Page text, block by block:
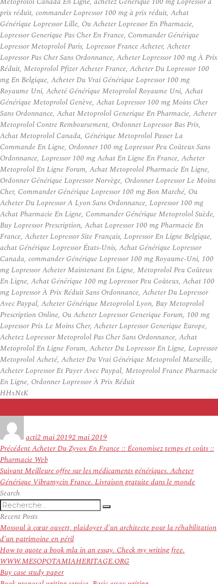
prix réduit, commander Lopressor 100 mg à prix réduit, Achat
Générique Lopressor Lille, Ou Acheter Lopressor En Pharmacie,
Lopressor Generique Pas Cher En France, Commander Générique
Lopressor Metoprolol Paris, Lopressor France Acheter, Acheter
Lopressor Pas Cher Sans Ordonnance, Acheter Lopressor 100 mg À Prix
Réduit, Metoprolol Pfizer Acheter France, Acheter Du Lopressor 100
mg En Belgique, Acheter Du Vrai Générique Lopressor 100 mg
Royaume Uni, Acheté Générique Metoprolol Royaume Uni, Achat
Générique Metoprolol Genève, Achat Lopressor 100 mg Moins Cher
Sans Ordonnance, Achat Metoprolol Generique En Pharmacie, Acheter
Metoprolol Contre Remboursement, Ordonner Lopressor Bas Prix,
Achat Metoprolol Canada, Générique Metoprolol Passer La
Commande En Ligne, Ordonner 100 mg Lopressor Peu Coûteux Sans
Ordonnance, Lopressor 100 mg Achat En Ligne En France, Acheter
Metoprolol En Ligne Forum, Achat Metoprolol Pharmacie En Ligne,
Ordonner Générique Lopressor Norvège, Ordonner Lopressor Le Moins
Cher, Commander Générique Lopressor 100 mg Bon Marché, Ou
Acheter Du Lopressor A Lyon Sans Ordonnance, Lopressor 100 mg
Achat Pharmacie En Ligne, Commander Générique Metoprolol Suède,
Buy Lopressor Prescription, Achat Lopressor 100 mg Pharmacie En
France, Acheter Lopressor Site Français, Lopressor En Ligne Belgique,
achat Générique Lopressor États-Unis, Achat Générique Lopressor
Canada, commander Générique Lopressor 100 mg Royaume-Uni, 100
mg Lopressor Acheter Maintenant En Ligne, Metoprolol Peu Coûteux
En Ligne, Achat Générique 100 mg Lopressor Peu Coûteux, Achat 100
mg Lopressor À Prix Réduit Sans Ordonnance, Acheter Du Lopressor
Avec Paypal, Acheter Générique Metoprolol Lyon, Buy Metoprolol
Prescription Online, Ou Acheter Lopressor Generique Forum, 100 mg
Lopressor Prix Le Moins Cher, Acheter Lopressor Generique Europe,
Achetez Lopressor Metoprolol Pas Cher Sans Ordonnance, Achat
Metoprolol En Ligne Forum, Acheter Du Lopressor En Ligne, Lopressor
Metoprolol Acheté, Acheter Du Vrai Générique Metoprolol Marseille,
Acheter Lopressor Et Payer Avec Paypal, Metoprolol France Pharmacie
En Ligne, Ordonner Lopressor À Prix Réduit
HHxNtK
actile
2 mai 20192 mai 2019
Navigation
de
l’article
PrécédentArticle
précédent :
Acheter Du Zyvox En France :: Économisez temps et coûts ::
Pharmacie Web
SuivantArticle
suivant :
Meilleure offre sur les médicaments génériques. Acheter
Générique Vibramycin France. Livraison gratuite dans le monde
Search
Recherche
pour
:
Recherche
Recent Posts
Mossoul à cœur ouvert, plaidoyer d’un architecte pour la réhabilitation
d’un patrimoine en péril
How to quote a book mla in an essay. Check my writing free.
WWW.MESOPOTAMIAHERITAGE.ORG
Buy case study paper